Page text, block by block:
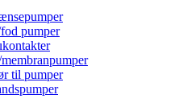
pumper
til pumper